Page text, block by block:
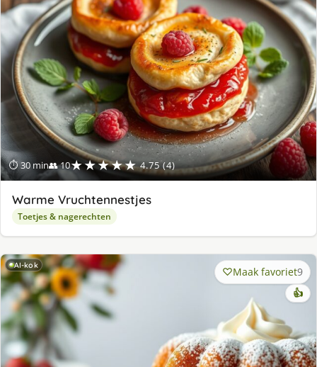
⏱ 30 min👥 10★★★★★ 4.75 (4)
Warme Vruchtennestjes
Toetjes & nagerechten
AI-kok Maak favoriet9
👍